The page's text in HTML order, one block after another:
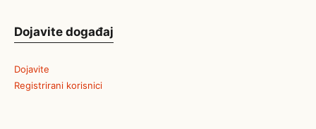
Dojavite događaj
Dojavite
Registrirani korisnici